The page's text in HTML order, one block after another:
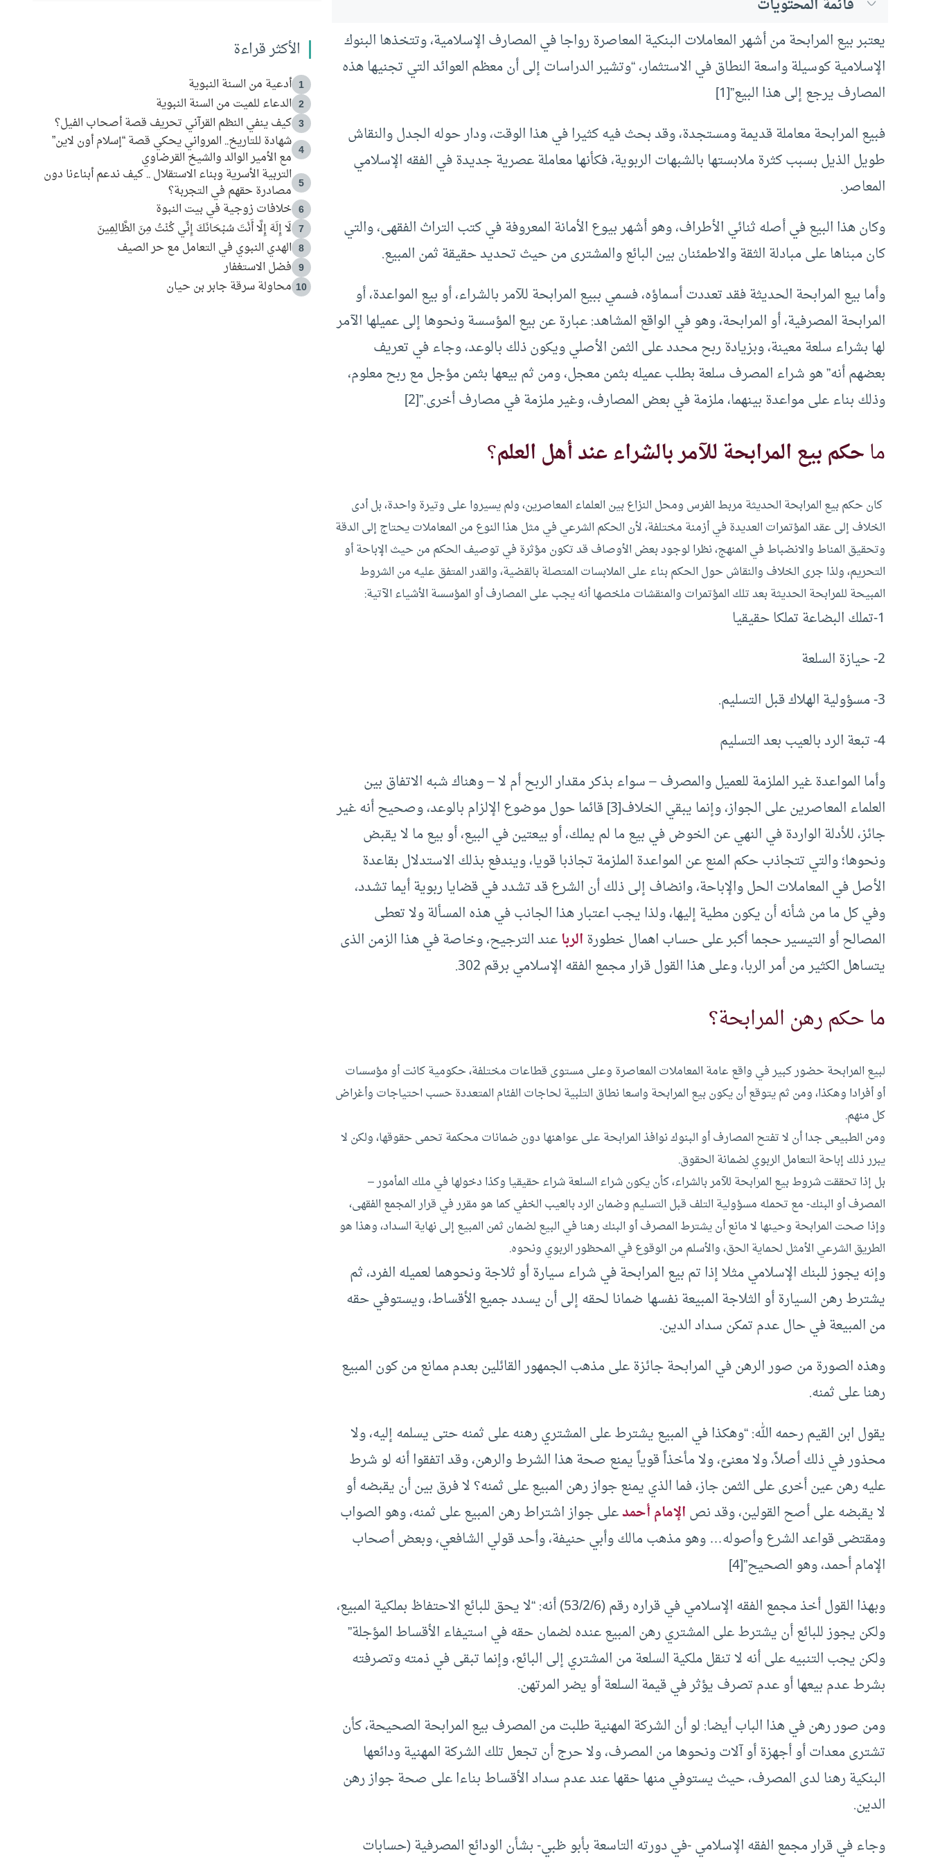
قائمة المحتويات
يعتبر بيع المرابحة من أشهر المعاملات البنكية المعاصرة رواجا في المصارف الإسلامية، وتتخذها البنوك
الإسلامية كوسيلة واسعة النطاق في الاستثمار، “وتشير الدراسات إلى أن معظم العوائد التي تجنيها هذه
المصارف يرجع إلى هذا البيع”[1]
فبيع المرابحة معاملة قديمة ومستجدة، وقد بحث فيه كثيرا في هذا الوقت، ودار حوله الجدل والنقاش
طويل الذيل بسبب كثرة ملابستها بالشبهات الربوية، فكأنها معاملة عصرية جديدة في الفقه الإسلامي
المعاصر.
وكان هذا البيع في أصله ثنائي الأطراف، وهو أشهر بيوع الأمانة المعروفة في كتب التراث الفقهى، والتي
كان مبناها على مبادلة الثقة والاطمئنان بين البائع والمشترى من حيث تحديد حقيقة ثمن المبيع.
وأما بيع المرابحة الحديثة فقد تعددت أسماؤه، فسمي ببيع المرابحة للآمر بالشراء، أو بيع المواعدة، أو
المرابحة المصرفية، أو المرابحة، وهو في الواقع المشاهد: عبارة عن بيع المؤسسة ونحوها إلى عميلها الآمر
لها بشراء سلعة معينة، وبزيادة ربح محدد على الثمن الأصلي ويكون ذلك بالوعد، وجاء في تعريف
بعضهم أنه” هو شراء المصرف سلعة بطلب عميله بثمن معجل، ومن ثم بيعها بثمن مؤجل مع ربح معلوم،
وذلك بناء على مواعدة بينهما، ملزمة في بعض المصارف، وغير ملزمة في مصارف أخرى.”[2]
ماحكم بيع المرابحة للآمر بالشراء عند أهل العلم؟
كان حكم بيع المرابحة الحديثة مربط الفرس ومحل النزاع بين العلماء المعاصرين، ولم يسيروا على وتيرة واحدة، بل أدى
الخلاف إلى عقد المؤتمرات العديدة في أزمنة مختلفة، لأن الحكم الشرعي في مثل هذا النوع من المعاملات يحتاج إلى الدقة
وتحقيق المناط والانضباط في المنهج، نظرا لوجود بعض الأوصاف قد تكون مؤثرة في توصيف الحكم من حيث الإباحة أو
التحريم، ولذا جرى الخلاف والنقاش حول الحكم بناء على الملابسات المتصلة بالقضية، والقدر المتفق عليه من الشروط
المبيحة للمرابحة الحديثة بعد تلك المؤتمرات والمنقشات ملخصها أنه يجب على المصارف أو المؤسسة الأشياء الآتية:
1-تملك البضاعة تملكا حقيقيا
2- حيازة السلعة
3- مسؤولية الهلاك قبل التسليم.
4- تبعة الرد بالعيب بعد التسليم
وأما المواعدة غير الملزمة للعميل والمصرف – سواء بذكر مقدار الربح أم لا – وهناك شبه الاتفاق بين
العلماء المعاصرين على الجواز، وإنما يبقي الخلاف[3] قائما حول موضوع الإلزام بالوعد، وصحيح أنه غير
جائز، للأدلة الواردة في النهي عن الخوض في بيع ما لم يملك، أو بيعتين في البيع، أو بيع ما لا يقبض
ونحوها؛ والتي تتجاذب حكم المنع عن المواعدة الملزمة تجاذبا قويا، ويندفع بذلك الاستدلال بقاعدة
الأصل في المعاملات الحل والإباحة، وانضاف إلى ذلك أن الشرع قد تشدد في قضايا ربوية أيما تشدد،
وفي كل ما من شأنه أن يكون مطية إليها، ولذا يجب اعتبار هذا الجانب في هذه المسألة ولا تعطى
المصالح أو التيسير حجما أكبر على حساب اهمال خطورةالرباعند الترجيح، وخاصة في هذا الزمن الذى
يتساهل الكثير من أمر الربا، وعلى هذا القول قرار مجمع الفقه الإسلامي برقم 302.
ما حكم رهن المرابحة؟
لبيع المرابحة حضور كبير في واقع عامة المعاملات المعاصرة وعلى مستوى قطاعات مختلفة، حكومية كانت أو مؤسسات
أو أفرادا وهكذا، ومن ثم يتوقع أن يكون بيع المرابحة واسعا نطاق التلبية لحاجات الفئام المتعددة حسب احتياجات وأغراض
كل منهم.
ومن الطبيعى جدا أن لا تفتح المصارف أو البنوك نوافذ المرابحة على عواهنها دون ضمانات محكمة تحمى حقوقها، ولكن لا
يبرر ذلك إباحة التعامل الربوي لضمانة الحقوق.
بل إذا تحققت شروط بيع المرابحة للآمر بالشراء، كأن يكون شراء السلعة شراء حقيقيا وكذا دخولها في ملك المأمور –
المصرف أو البنك- مع تحمله مسؤولية التلف قبل التسليم وضمان الرد بالعيب الخفي كما هو مقرر في قرار المجمع الفقهى،
وإذا صحت المرابحة وحينها لا مانع أن يشترط المصرف أو البنك رهنا في البيع لضمان ثمن المبيع إلى نهاية السداد، وهذا هو
الطريق الشرعي الأمثل لحماية الحق، والأسلم من الوقوع في المحظور الربوي ونحوه.
وإنه يجوز للبنك الإسلامي مثلا إذا تم بيع المرابحة في شراء سيارة أو ثلاجة ونحوهما لعميله الفرد، ثم
يشترط رهن السيارة أو الثلاجة المبيعة نفسها ضمانا لحقه إلى أن يسدد جميع الأقساط، ويستوفي حقه
من المبيعة في حال عدم تمكن سداد الدين.
وهذه الصورة من صور الرهن في المرابحة جائزة على مذهب الجمهور القائلين بعدم ممانع من كون المبيع
رهنا على ثمنه.
يقول ابن القيم رحمه الله: “وهكذا في المبيع يشترط على المشتري رهنه على ثمنه حتى يسلمه إليه، ولا
محذور في ذلك أصلاً، ولا معنىً، ولا مأخذاً قوياً يمنع صحة هذا الشرط والرهن، وقد اتفقوا أنه لو شرط
عليه رهن عين أخرى على الثمن جاز، فما الذي يمنع جواز رهن المبيع على ثمنه؟ لا فرق بين أن يقبضه أو
لا يقبضه على أصح القولين، وقد نصالإمام أحمدعلى جواز اشتراط رهن المبيع على ثمنه، وهو الصواب
ومقتضى قواعد الشرع وأصوله… وهو مذهب مالك وأبي حنيفة، وأحد قولي الشافعي، وبعض أصحاب
الإمام أحمد، وهو الصحيح”[4]
وبهذا القول أخذ مجمع الفقه الإسلامي في قراره رقم (53/2/6) أنه: “لا يحق للبائع الاحتفاظ بملكية المبيع،
ولكن يجوز للبائع أن يشترط على المشتري رهن المبيع عنده لضمان حقه في استيفاء الأقساط المؤجلة”
ولكن يجب التنبيه على أنه لا تنقل ملكية السلعة من المشتري إلى البائع، وإنما تبقى في ذمته وتصرفته
بشرط عدم بيعها أو عدم تصرف يؤثر في قيمة السلعة أو يضر المرتهن.
ومن صور رهن في هذا الباب أيضا: لو أن الشركة المهنية طلبت من المصرف بيع المرابحة الصحيحة، كأن
تشترى معدات أو أجهزة أو آلات ونحوها من المصرف، ولا حرج أن تجعل تلك الشركة المهنية ودائعها
البنكية رهنا لدى المصرف، حيث يستوفي منها حقها عند عدم سداد الأقساط بناءا على صحة جواز رهن
الدين.
وجاء في قرار مجمع الفقه الإسلامي -في دورته التاسعة بأبو ظبي- بشأن الودائع المصرفية (حسابات
الأكثر قراءة
1 أدعية من السنة النبوية
2 الدعاء للميت من السنة النبوية
3 كيف ينفي النظم القرآني تحريف قصة أصحاب الفيل؟
4
شهادة للتاريخ.. المرواني يحكي قصة “إسلام أون لاين”
مع الأمير الوالد والشيخ القرضاوي
5
التربية الأسرية وبناء الاستقلال .. كيف ندعم أبناءنا دون
مصادرة حقهم في التجربة؟
6 خلافات زوجية في بيت النبوة
7 لَا إِلَهَ إِلَّا أَنْتَ سُبْحَانَكَ إِنِّي كُنْتُ مِنَ الظَّالِمِينَ
8 الهدي النبوي في التعامل مع حر الصيف
9 فضل الاستغفار
10 محاولة سرقة جابر بن حيان